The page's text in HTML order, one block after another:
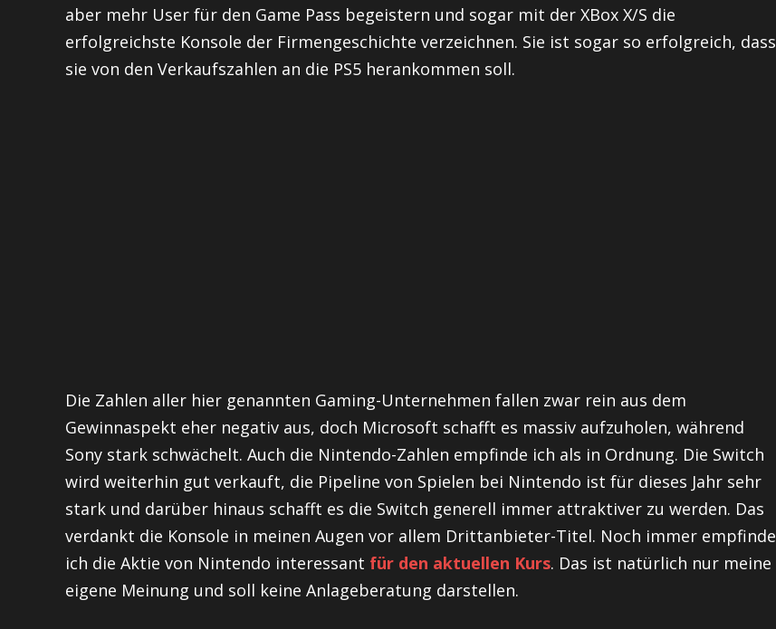
aber mehr User für den Game Pass begeistern und sogar mit der XBox X/S die
erfolgreichste Konsole der Firmengeschichte verzeichnen. Sie ist sogar so erfolgreich, dass
sie von den Verkaufszahlen an die PS5 herankommen soll.
Die Zahlen aller hier genannten Gaming-Unternehmen fallen zwar rein aus dem
Gewinnaspekt eher negativ aus, doch Microsoft schafft es massiv aufzuholen, während
Sony stark schwächelt. Auch die Nintendo-Zahlen empfinde ich als in Ordnung. Die Switch
wird weiterhin gut verkauft, die Pipeline von Spielen bei Nintendo ist für dieses Jahr sehr
stark und darüber hinaus schafft es die Switch generell immer attraktiver zu werden. Das
verdankt die Konsole in meinen Augen vor allem Drittanbieter-Titel. Noch immer empfinde
ich die Aktie von Nintendo interessant für den aktuellen Kurs. Das ist natürlich nur meine
eigene Meinung und soll keine Anlageberatung darstellen.